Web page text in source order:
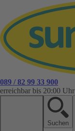
089 / 82 99 33 900
erreichbar bis 20:00 Uhr
Suchen